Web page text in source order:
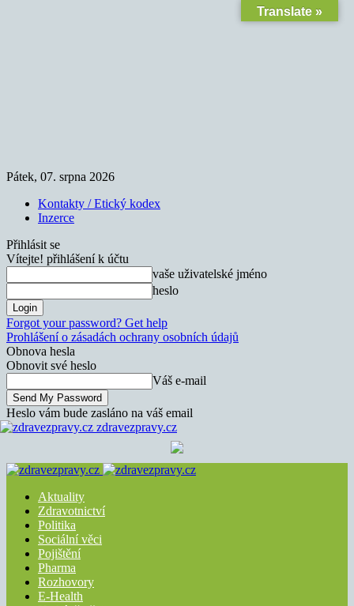
Pátek, 07. srpna 2026
Kontakty / Etický kodex
Inzerce
Přihlásit se
Vítejte! přihlášení k účtu
vaše uživatelské jméno
heslo
Forgot your password? Get help
Prohlášení o zásadách ochrany osobních údajů
Obnova hesla
Obnovit své heslo
Váš e-mail
Heslo vám bude zasláno na váš email
zdravezpravy.cz
Aktuality
Zdravotnictví
Politika
Sociální věci
Pojištění
Pharma
Rozhovory
E-Health
Translate »